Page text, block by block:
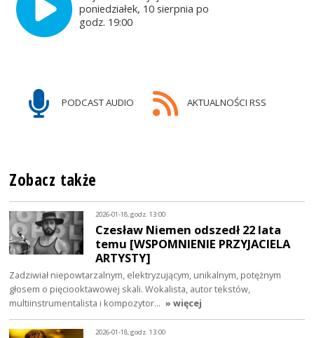
poniedziałek, 10 sierpnia po
godz. 19:00
PODCAST AUDIO AKTUALNOŚCI RSS
Zobacz także
2026-01-18, godz. 13:00
Czesław Niemen odszedł 22 lata
temu [WSPOMNIENIE PRZYJACIELA
ARTYSTY]
Zadziwiał niepowtarzalnym, elektryzującym, unikalnym, potężnym
głosem o pięciooktawowej skali. Wokalista, autor tekstów,
multiinstrumentalista i kompozytor… » więcej
2026-01-18, godz. 13:00